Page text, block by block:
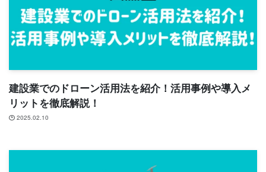
建設業でのドローン活用法を紹介！活用事例や導入メ
リットを徹底解説！
2025.02.10